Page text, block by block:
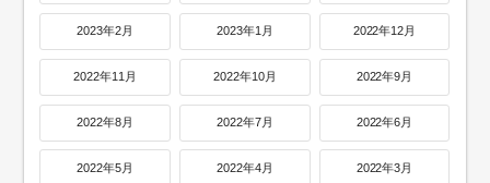
2023年2月 2023年1月 2022年12月
2022年11月 2022年10月 2022年9月
2022年8月 2022年7月 2022年6月
2022年5月 2022年4月 2022年3月